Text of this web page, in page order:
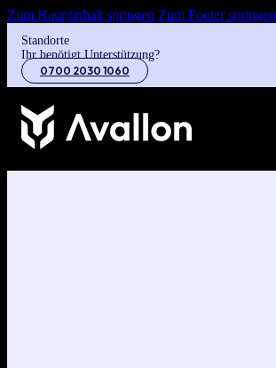
Zum Hauptinhalt springen Zum Footer springen
Standorte
Ihr benötigt Unterstützung?
0700 2030 1060